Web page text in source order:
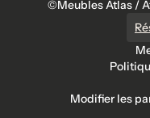
©Meubles Atlas /
Modifier les